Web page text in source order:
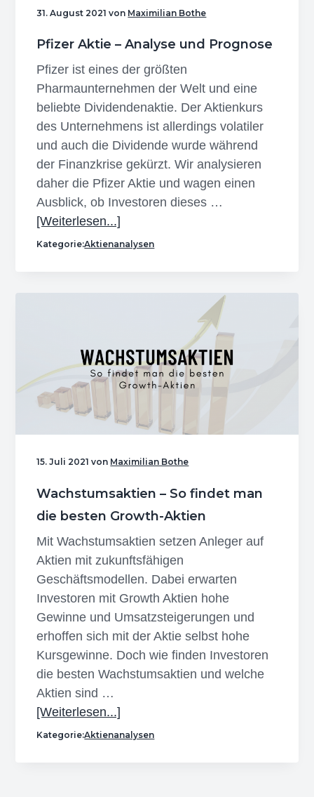
31. August 2021 von Maximilian Bothe
Pfizer Aktie – Analyse und Prognose
Pfizer ist eines der größten
Pharmaunternehmen der Welt und eine
beliebte Dividendenaktie. Der Aktienkurs
des Unternehmens ist allerdings volatiler
und auch die Dividende wurde während
der Finanzkrise gekürzt. Wir analysieren
daher die Pfizer Aktie und wagen einen
Ausblick, ob Investoren dieses …
[Weiterlesen...]
zum
und
Prognose
Kategorie:Aktienanalysen
15. Juli 2021 von Maximilian Bothe
Wachstumsaktien – So findet man
die besten Growth-Aktien
Mit Wachstumsaktien setzen Anleger auf
Aktien mit zukunftsfähigen
Geschäftsmodellen. Dabei erwarten
Investoren mit Growth Aktien hohe
Gewinne und Umsatzsteigerungen und
erhoffen sich mit der Aktie selbst hohe
Kursgewinne. Doch wie finden Investoren
die besten Wachstumsaktien und welche
Aktien sind …
[Weiterlesen...]
zum
Kategorie:Aktienanalysen